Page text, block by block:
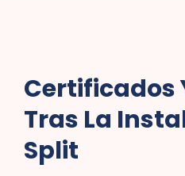
Certificados
Tras La
Split